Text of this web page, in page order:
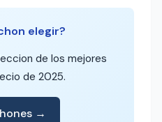
elegir?
de los mejores
de 2025.
→